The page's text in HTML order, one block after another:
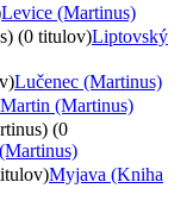
Levice (Martinus)
(0 titulov)Liptovský
Lučenec (Martinus)
Martin (Martinus)
(0
Myjava (Kniha